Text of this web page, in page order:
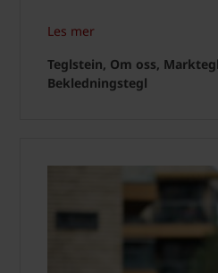
Les mer
Teglstein, Om oss,
Bekledningstegl